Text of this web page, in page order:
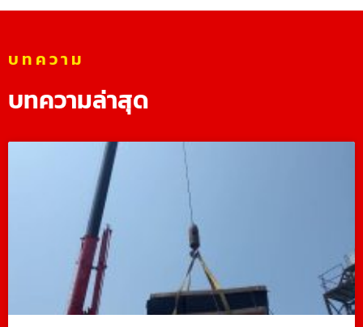
บทความ
บทความล่าสุด